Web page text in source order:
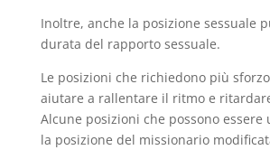
Inoltre, anche la posizione sessuale
durata del rapporto sessuale.
Le posizioni che richiedono più
aiutare a rallentare il ritmo e
Alcune posizioni che possono
la posizione del missionario